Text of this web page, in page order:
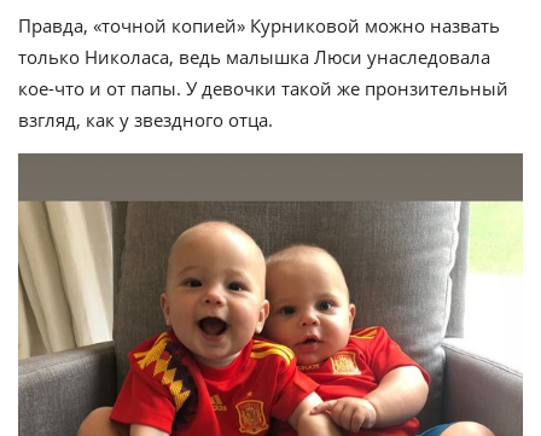
Правда, «точной копией» Курниковой можно назвать
только Николаса, ведь малышка Люси унаследовала
кое-что и от папы. У девочки такой же пронзительный
взгляд, как у звездного отца.